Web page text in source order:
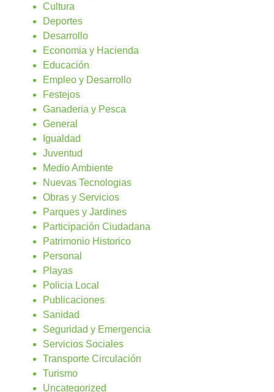
Cultura
Deportes
Desarrollo
Economia y Hacienda
Educación
Empleo y Desarrollo
Festejos
Ganaderia y Pesca
General
Igualdad
Juventud
Medio Ambiente
Nuevas Tecnologias
Obras y Servicios
Parques y Jardines
Participación Ciudadana
Patrimonio Historico
Personal
Playas
Policia Local
Publicaciones
Sanidad
Seguridad y Emergencia
Servicios Sociales
Transporte Circulación
Turismo
Uncategorized